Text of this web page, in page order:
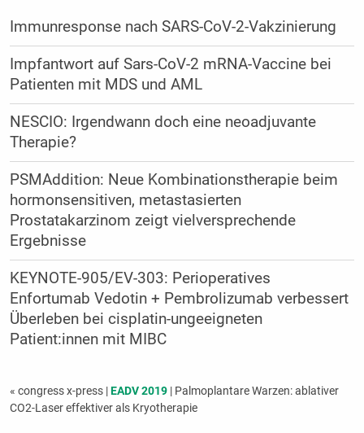
Immunresponse nach SARS-CoV-2-Vakzinierung
Impfantwort auf Sars-CoV-2 mRNA-Vaccine bei
Patienten mit MDS und AML
NESCIO: Irgendwann doch eine neoadjuvante
Therapie?
PSMAddition: Neue Kombinationstherapie beim
hormonsensitiven, metastasierten
Prostatakarzinom zeigt vielversprechende
Ergebnisse
KEYNOTE-905/EV-303: Perioperatives
Enfortumab Vedotin + Pembrolizumab verbessert
Überleben bei cisplatin-ungeeigneten
Patient:innen mit MIBC
« congress x-press |EADV 2019| Palmoplantare Warzen: ablativer
CO2-Laser effek­tiver als Kryotherapie